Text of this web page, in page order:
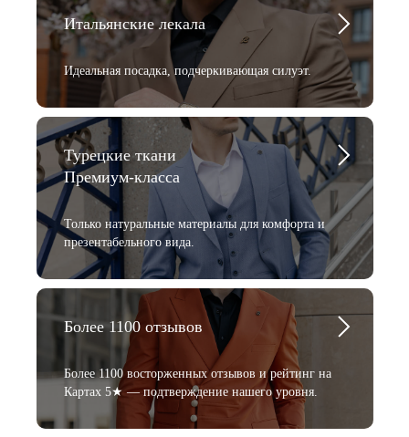
Итальянские лекала
Идеальная посадка, подчеркивающая силуэт.
Турецкие ткани
Премиум-класса
Только натуральные материалы для комфорта и
презентабельного вида.
Более 1100 отзывов
Более 1100 восторженных отзывов и рейтинг на
Картах 5★ — подтверждение нашего уровня.